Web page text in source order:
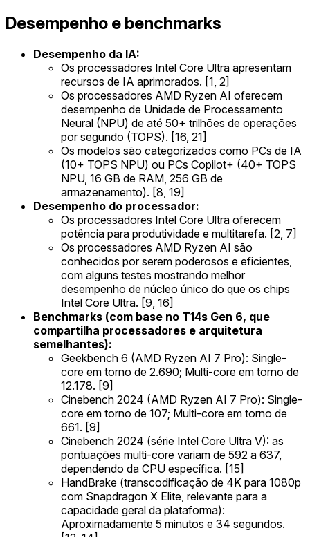
Desempenho e benchmarks
Desempenho da IA:
Os processadores Intel Core Ultra apresentam
recursos de IA aprimorados. [1, 2]
Os processadores AMD Ryzen AI oferecem
desempenho de Unidade de Processamento
Neural (NPU) de até 50+ trilhões de operações
por segundo (TOPS). [16, 21]
Os modelos são categorizados como PCs de IA
(10+ TOPS NPU) ou PCs Copilot+ (40+ TOPS
NPU, 16 GB de RAM, 256 GB de
armazenamento). [8, 19]
Desempenho do processador:
Os processadores Intel Core Ultra oferecem
potência para produtividade e multitarefa. [2, 7]
Os processadores AMD Ryzen AI são
conhecidos por serem poderosos e eficientes,
com alguns testes mostrando melhor
desempenho de núcleo único do que os chips
Intel Core Ultra. [9, 16]
Benchmarks (com base no T14s Gen 6, que
compartilha processadores e arquitetura
semelhantes):
Geekbench 6 (AMD Ryzen AI 7 Pro): Single-
core em torno de 2.690; Multi-core em torno de
12.178. [9]
Cinebench 2024 (AMD Ryzen AI 7 Pro): Single-
core em torno de 107; Multi-core em torno de
661. [9]
Cinebench 2024 (série Intel Core Ultra V): as
pontuações multi-core variam de 592 a 637,
dependendo da CPU específica. [15]
HandBrake (transcodificação de 4K para 1080p
com Snapdragon X Elite, relevante para a
capacidade geral da plataforma):
Aproximadamente 5 minutos e 34 segundos.